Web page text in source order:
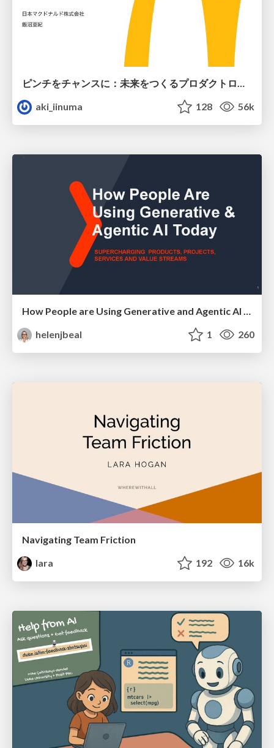
ピンチをチャンスに：未来をつくるプロダクトロードマップ #pmconf2020
aki_iinuma
128 56k
How People are Using Generative and Agentic AI to Supercharge Their Products, Projects, Services and Value Streams Today
helenjbeal
1 260
Navigating Team Friction
lara
192 16k